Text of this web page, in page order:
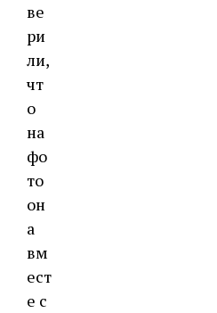
ве
ри
ли,
чт
о
на
фо
то
он
а
вм
ест
е с